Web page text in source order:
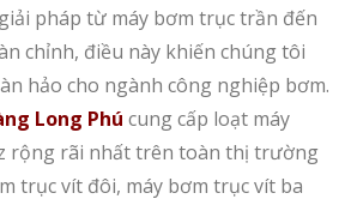
pháp từ máy bơm trục trần đến
chỉnh, điều này khiến chúng tôi
hảo cho ngành công nghiệp bơm.
Long Phú cung cấp loạt máy
rộng rãi nhất trên toàn thị trường
trục vít đôi, máy bơm trục vít ba